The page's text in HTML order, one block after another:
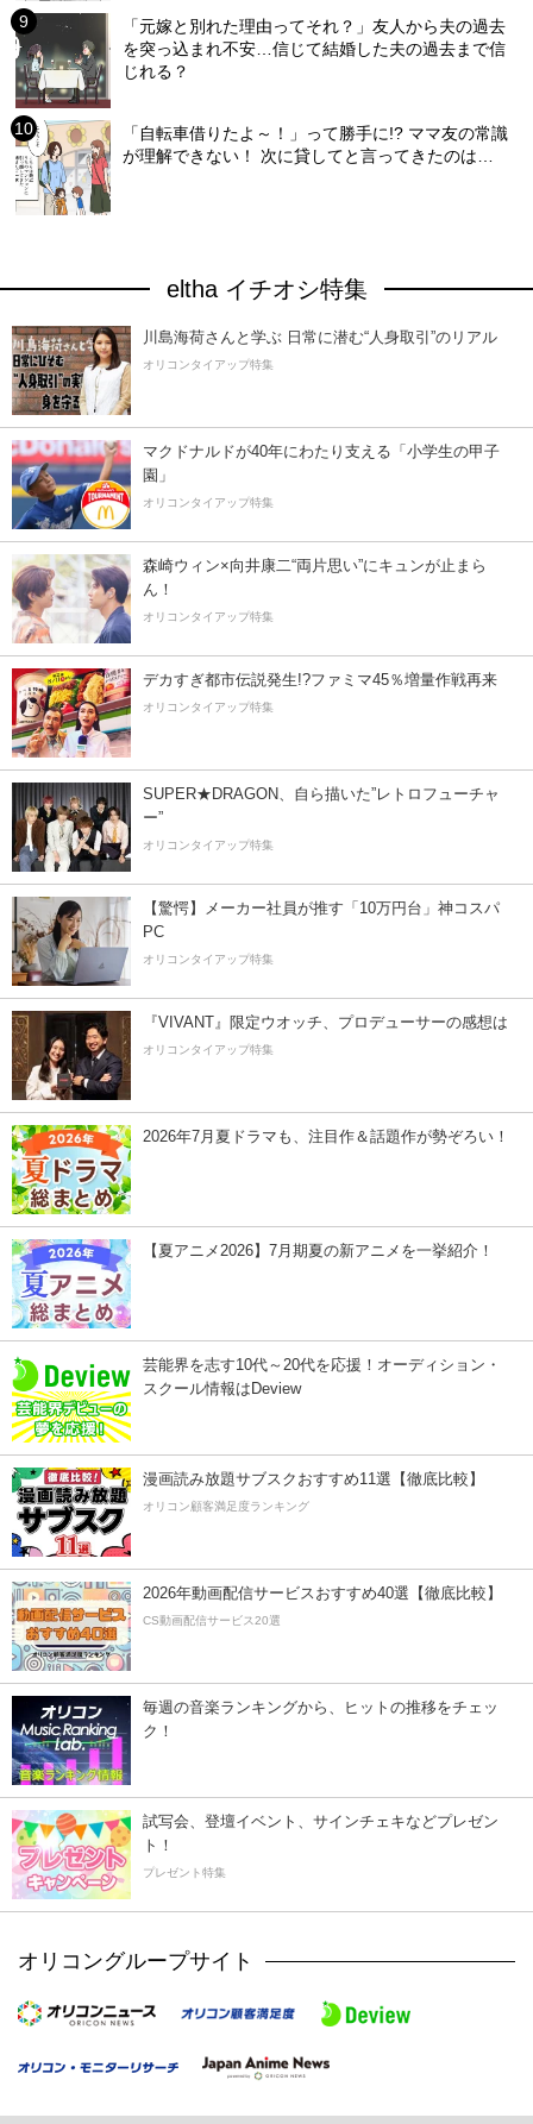
「元嫁と別れた理由ってそれ？」友人から夫の過去
を突っ込まれ不安…信じて結婚した夫の過去まで信
じれる？
「自転車借りたよ～！」って勝手に!? ママ友の常識
が理解できない！ 次に貸してと言ってきたのは…
eltha イチオシ特集
川島海荷さんと学ぶ 日常に潜む“人身取引”のリアル
オリコンタイアップ特集
マクドナルドが40年にわたり支える「小学生の甲子
園」
オリコンタイアップ特集
森崎ウィン×向井康二“両片思い”にキュンが止まら
ん！
オリコンタイアップ特集
デカすぎ都市伝説発生!?ファミマ45％増量作戦再来
オリコンタイアップ特集
SUPER★DRAGON、自ら描いた”レトロフューチャ
ー”
オリコンタイアップ特集
【驚愕】メーカー社員が推す「10万円台」神コスパ
PC
オリコンタイアップ特集
『VIVANT』限定ウオッチ、プロデューサーの感想は
オリコンタイアップ特集
2026年7月夏ドラマも、注目作＆話題作が勢ぞろい！
【夏アニメ2026】7月期夏の新アニメを一挙紹介！
芸能界を志す10代～20代を応援！オーディション・
スクール情報はDeview
漫画読み放題サブスクおすすめ11選【徹底比較】
オリコン顧客満足度ランキング
2026年動画配信サービスおすすめ40選【徹底比較】
CS動画配信サービス20選
毎週の音楽ランキングから、ヒットの推移をチェッ
ク！
試写会、登壇イベント、サインチェキなどプレゼン
ト！
プレゼント特集
オリコングループサイト